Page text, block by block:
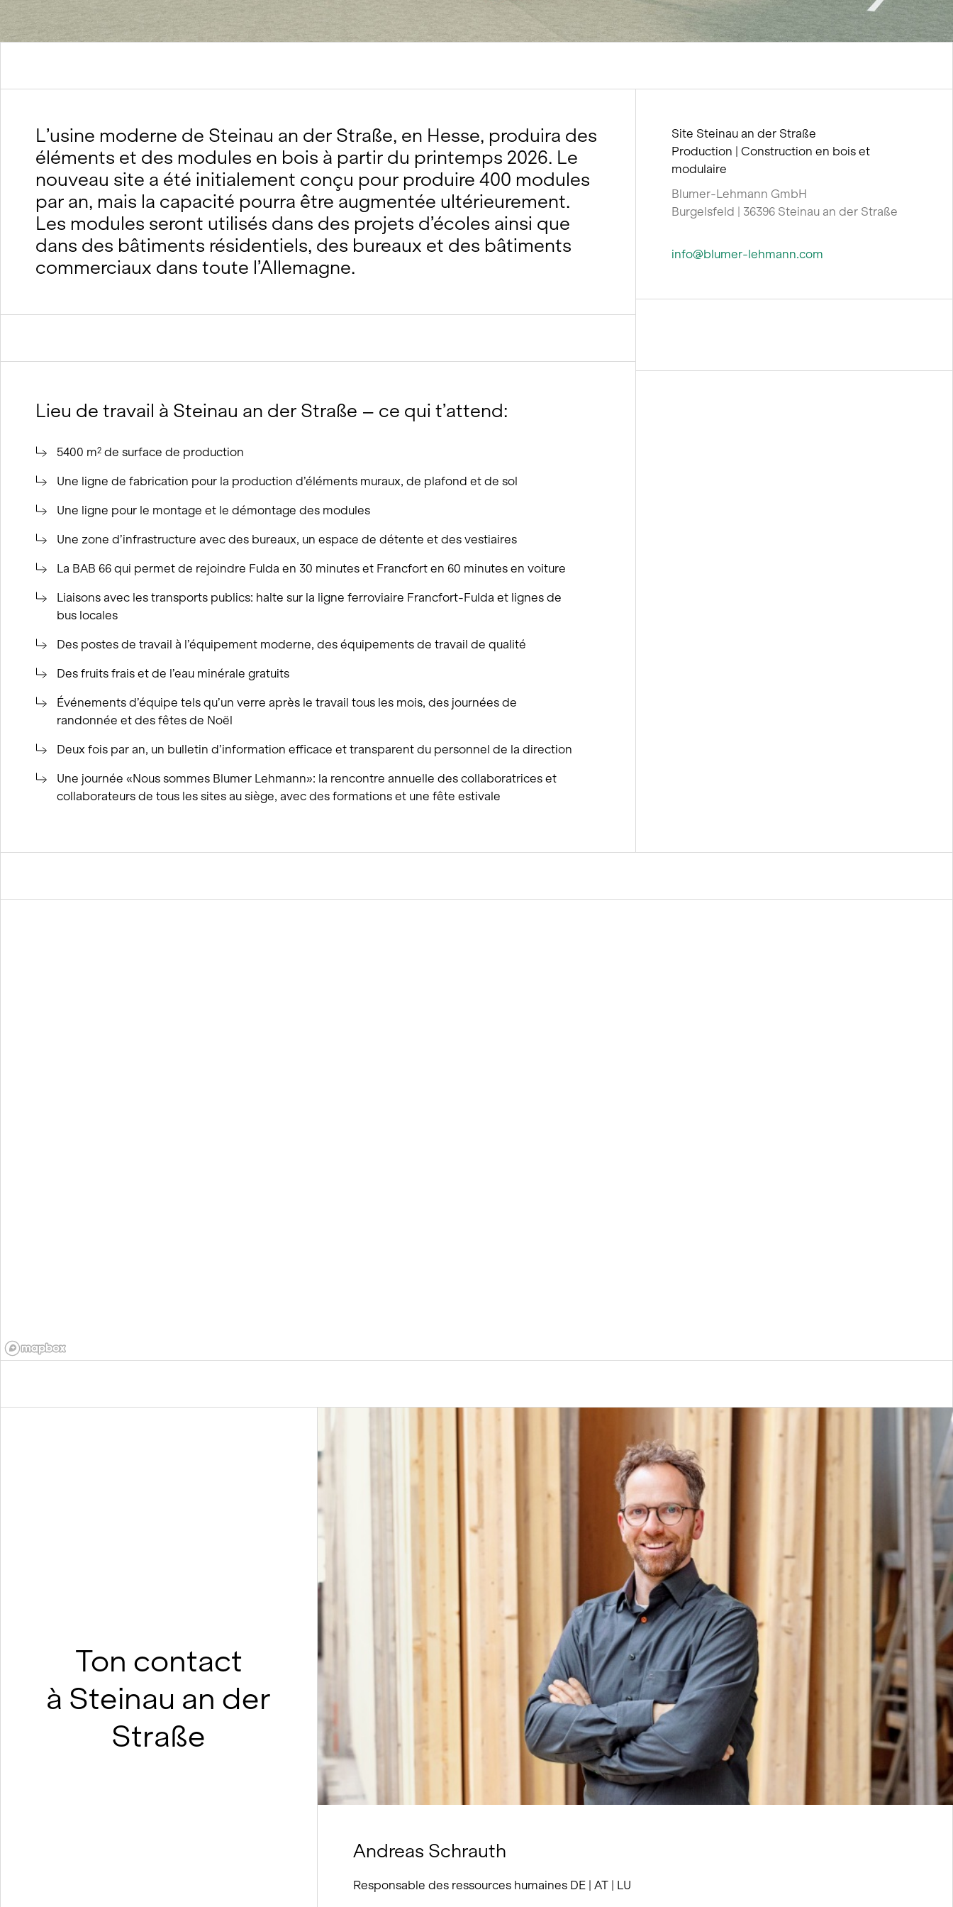
L’usine moderne de Steinau an der Straße, en Hesse, produira des
éléments et des modules en bois à partir du printemps 2026. Le
nouveau site a été initialement conçu pour produire 400 modules
par an, mais la capacité pourra être augmentée ultérieurement.
Les modules seront utilisés dans des projets d’écoles ainsi que
dans des bâtiments résidentiels, des bureaux et des bâtiments
commerciaux dans toute l’Allemagne.
Lieu de travail à Steinau an der Straße – ce qui t’attend:
5400 m2 de surface de production
Une ligne de fabrication pour la production d’éléments muraux, de plafond et de sol
Une ligne pour le montage et le démontage des modules
Une zone d’infrastructure avec des bureaux, un espace de détente et des vestiaires
La BAB 66 qui permet de rejoindre Fulda en 30 minutes et Francfort en 60 minutes en voiture
Liaisons avec les transports publics: halte sur la ligne ferroviaire Francfort-Fulda et lignes de
bus locales
Des postes de travail à l’équipement moderne, des équipements de travail de qualité
Des fruits frais et de l’eau minérale gratuits
Événements d’équipe tels qu’un verre après le travail tous les mois, des journées de
randonnée et des fêtes de Noël
Deux fois par an, un bulletin d’information efficace et transparent du personnel de la direction
Une journée «Nous sommes Blumer Lehmann»: la rencontre annuelle des collaboratrices et
collaborateurs de tous les sites au siège, avec des formations et une fête estivale
Site Steinau an der Straße
Production | Construction en bois et
modulaire
Blumer-Lehmann GmbH
Burgelsfeld | 36396 Steinau an der Straße
info@blumer-lehmann.com
Ton contact
à Steinau an der
Straße
Andreas Schrauth
Responsable des ressources humaines DE | AT | LU